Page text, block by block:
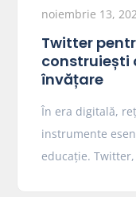
noiembrie 13,
Twitter
construiești
învățare
În era digitală,
instrumente
educație.